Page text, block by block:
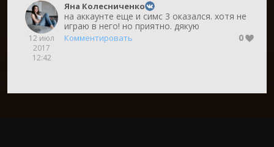
12 июл
2017
12:42
Яна Колесниченко
на аккаунте еще и симс 3 оказался. хотя не
играю в него! но приятно. дякую
Комментировать 0